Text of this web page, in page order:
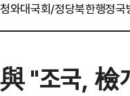
청와대국회/정당북한행정국
與 "조국, 檢